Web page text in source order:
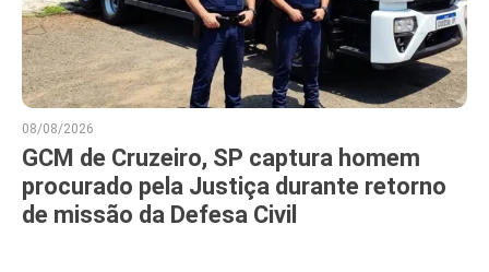
08/08/2026
GCM de Cruzeiro, SP captura homem
procurado pela Justiça durante retorno
de missão da Defesa Civil